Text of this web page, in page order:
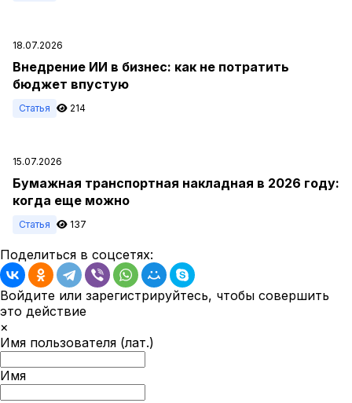
18.07.2026
Внедрение ИИ в бизнес: как не потратить
бюджет впустую
Статья 214
15.07.2026
Бумажная транспортная накладная в 2026 году:
когда еще можно
Статья 137
Поделиться в соцсетях:
Войдите или зарегистрируйтесь, чтобы совершить
это действие
×
Имя пользователя (лат.)
Имя